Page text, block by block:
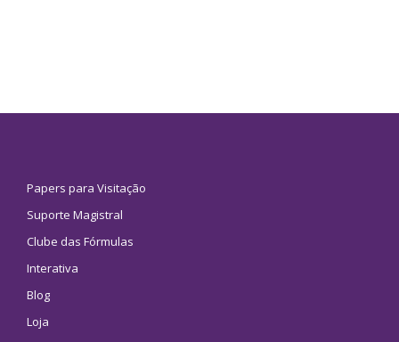
Papers para Visitação
Suporte Magistral
Clube das Fórmulas
Interativa
Blog
Loja